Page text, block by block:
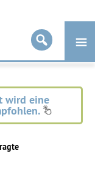
wird eine